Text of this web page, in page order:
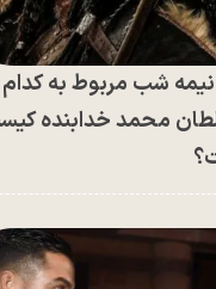
شب مربوط به کدام
محمد خدابنده